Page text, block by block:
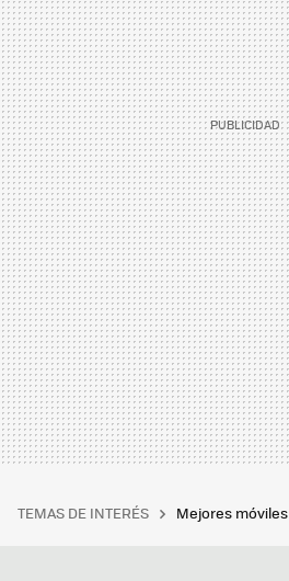
TEMAS DE INTERÉS Mejores móviles